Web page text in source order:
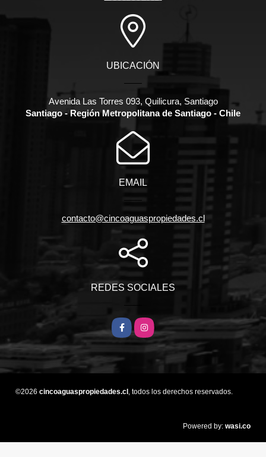
UBICACIÓN
Avenida Las Torres 093, Quilicura, Santiago
Santiago - Región Metropolitana de Santiago - Chile
EMAIL
contacto@cincoaguaspropiedades.cl
REDES SOCIALES
FacebookInstagram
©2026 cincoaguaspropiedades.cl , todos los derechos reservados.
Powered by: wasi.co